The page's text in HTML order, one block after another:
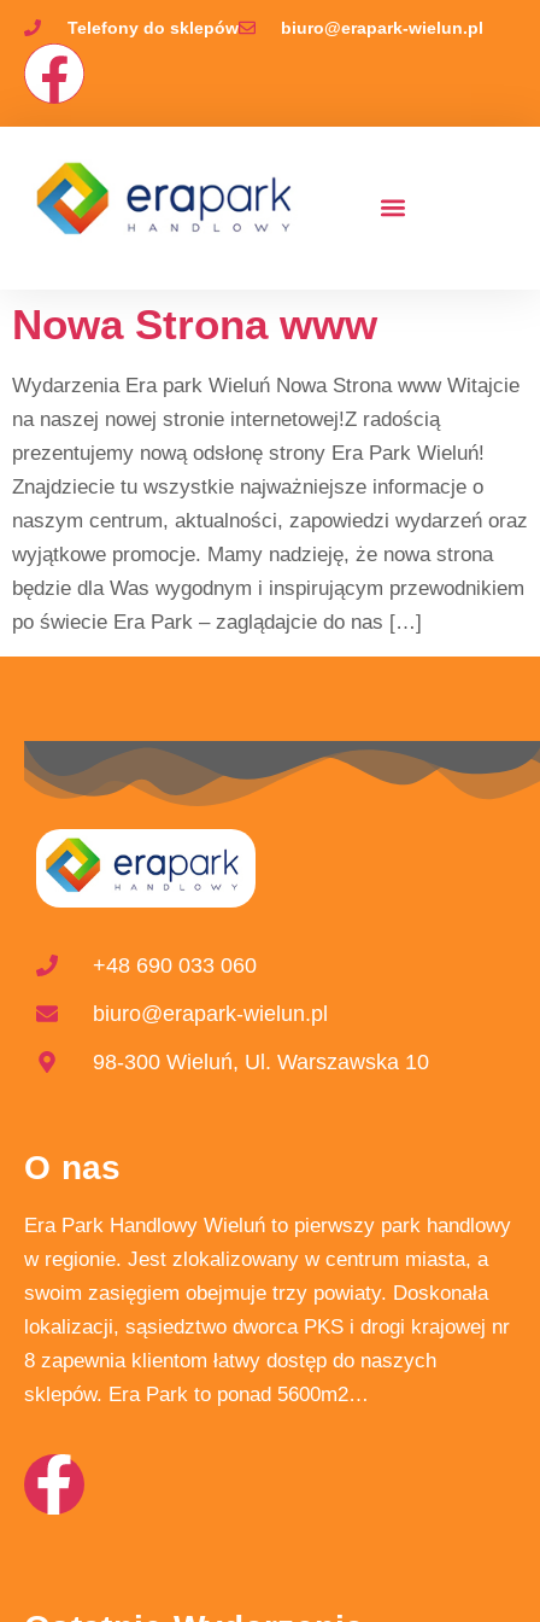
Telefony do sklepów biuro@erapark-wielun.pl
Nowa Strona www
Wydarzenia Era park Wieluń Nowa Strona www Witajcie
na naszej nowej stronie internetowej!Z radością
prezentujemy nową odsłonę strony Era Park Wieluń!
Znajdziecie tu wszystkie najważniejsze informacje o
naszym centrum, aktualności, zapowiedzi wydarzeń oraz
wyjątkowe promocje. Mamy nadzieję, że nowa strona
będzie dla Was wygodnym i inspirującym przewodnikiem
po świecie Era Park – zaglądajcie do nas […]
+48 690 033 060
biuro@erapark-wielun.pl
98-300 Wieluń, Ul. Warszawska 10
O nas
Era Park Handlowy Wieluń to pierwszy park handlowy
w regionie. Jest zlokalizowany w centrum miasta, a
swoim zasięgiem obejmuje trzy powiaty. Doskonała
lokalizacji, sąsiedztwo dworca PKS i drogi krajowej nr
8 zapewnia klientom łatwy dostęp do naszych
sklepów. Era Park to ponad 5600m2…